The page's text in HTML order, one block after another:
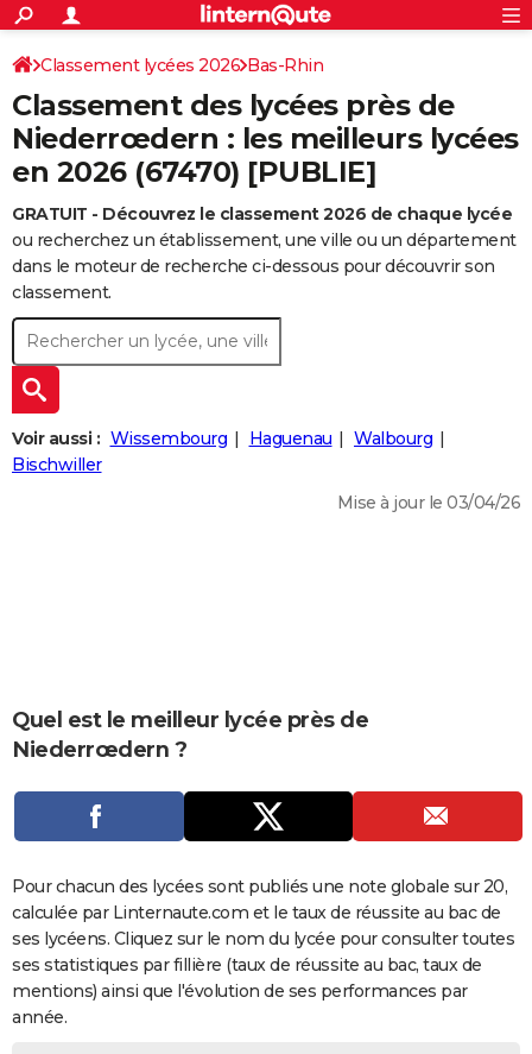
ACTUALITÉS
Politique
Société
Faits Divers
Education
Monde
Villes
+
SPORT
Coupe du monde 2026
Football
Tennis
Cyclisme
Rugby
Forum
CULTURE
Programme TV
TNT
Streaming
Cinéma
Sorties cinéma
Musique
+
FINANCE
Retraite
Impôts
Epargne
Immobilier
Risques naturels par ville
Banque
Assurance
Crédit
AUTO
Essais
Réserver un essai
Citadines
Berlines
SUV
Forum auto
+
HIGH-TECH
BRICOLAGE
Forum
Aménagement intérieur
Extérieur
Cuisine
Salle de bains
Jardinage
Rangement
+WEEK-END
Guides de France
Escapades
Patrimoine
Expositions
Musées
Week-end nature
+
LIFESTYLE
Art de vivre
Bien-être
Loisirs
Mode
Modes de vie
+SANTE
Carte de Noël
Carte Bonne année
Carte Saint-Valentin
Carte Pâques
Carte d'anniversaire
DICTIONNAIRE
Dictionnaire
Biographies
Citations
Expressions
Proverbes
PROGRAMME TV
S'inscrire
Se connecter
Lycées
Collèges
Primaires
Universités
Entreprises
Service militaire
Avis de recherche
AVIS DE DÉCÈS
FORUM
Bricolage
Lifestyle
Culture
Sport
Auto
Television
Voyage
Cinema
S'inscrire
Connexion
Classement lycées 2026 Bas-Rhin
Classement des lycées près de
Niederrœdern : les meilleurs lycées
en 2026 (67470) [PUBLIE]
GRATUIT - Découvrez le classement 2026 de chaque lycée
ou recherchez un établissement, une ville ou un département
dans le moteur de recherche ci-dessous pour découvrir son
classement.
Voir aussi : Wissembourg Haguenau
Walbourg
Bischwiller
Mise à jour le 03/04/26
Quel est le meilleur lycée près de
Niederrœdern ?
Pour chacun des lycées sont publiés une note globale sur 20,
calculée par Linternaute.com et le taux de réussite au bac de
ses lycéens. Cliquez sur le nom du lycée pour consulter toutes
ses statistiques par fillière (taux de réussite au bac, taux de
mentions) ainsi que l'évolution de ses performances par
année.